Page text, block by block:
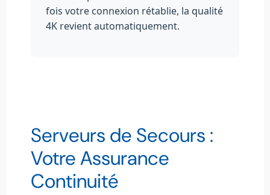
fois votre connexion rétablie, la qualité
4K revient automatiquement.
Serveurs de Secours :
Votre Assurance
Continuité